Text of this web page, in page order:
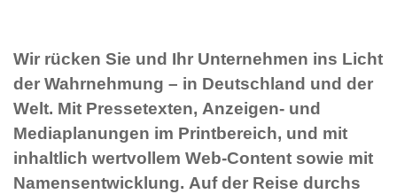
Wir rücken Sie und Ihr Unternehmen ins Licht
der Wahrnehmung – in Deutschland und der
Welt. Mit Pressetexten, Anzeigen- und
Mediaplanungen im Printbereich, und mit
inhaltlich wertvollem Web-Content sowie mit
Namensentwicklung. Auf der Reise durchs